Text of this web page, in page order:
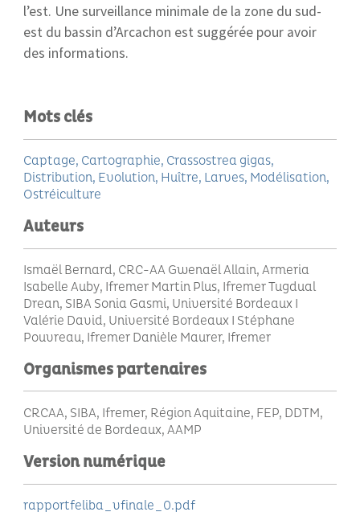
l’est. Une surveillance minimale de la zone du sud-
est du bassin d’Arcachon est suggérée pour avoir
des informations.
Mots clés
Captage Cartographie Crassostrea gigas
Distribution Evolution Huître Larves Modélisation
Ostréiculture
Auteurs
Ismaël Bernard, CRC-AA Gwenaël Allain, Armeria
Isabelle Auby, Ifremer Martin Plus, Ifremer Tugdual
Drean, SIBA Sonia Gasmi, Université Bordeaux I
Valérie David, Université Bordeaux I Stéphane
Pouvreau, Ifremer Danièle Maurer, Ifremer
Organismes partenaires
CRCAA, SIBA, Ifremer, Région Aquitaine, FEP, DDTM,
Université de Bordeaux, AAMP
Version numérique
rapportfeliba_vfinale_0.pdf